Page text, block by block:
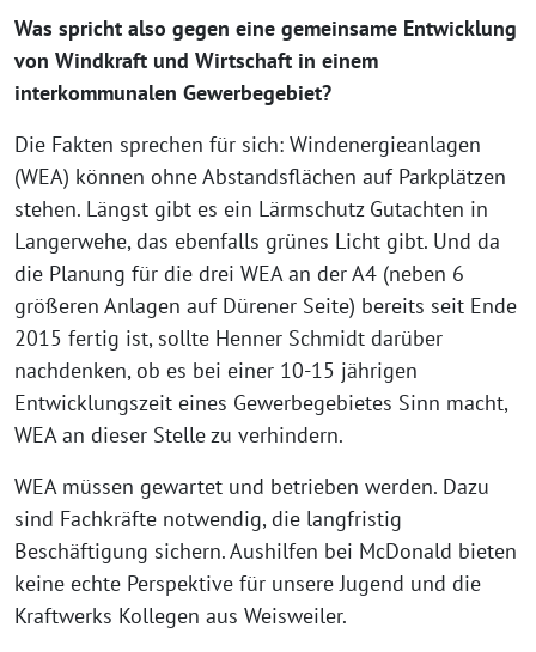
Was spricht also gegen eine gemeinsame Entwicklung
von Windkraft und Wirtschaft in einem
interkommunalen Gewerbegebiet?
Die Fakten sprechen für sich: Windenergieanlagen
(WEA) können ohne Abstandsflächen auf Parkplätzen
stehen. Längst gibt es ein Lärmschutz Gutachten in
Langerwehe, das ebenfalls grünes Licht gibt. Und da
die Planung für die drei WEA an der A4 (neben 6
größeren Anlagen auf Dürener Seite) bereits seit Ende
2015 fertig ist, sollte Henner Schmidt darüber
nachdenken, ob es bei einer 10-15 jährigen
Entwicklungszeit eines Gewerbegebietes Sinn macht,
WEA an dieser Stelle zu verhindern.
WEA müssen gewartet und betrieben werden. Dazu
sind Fachkräfte notwendig, die langfristig
Beschäftigung sichern. Aushilfen bei McDonald bieten
keine echte Perspektive für unsere Jugend und die
Kraftwerks Kollegen aus Weisweiler.